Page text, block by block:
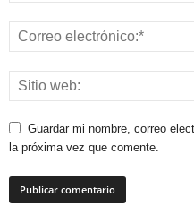
Guardar mi nombre, correo
la próxima vez que comente.